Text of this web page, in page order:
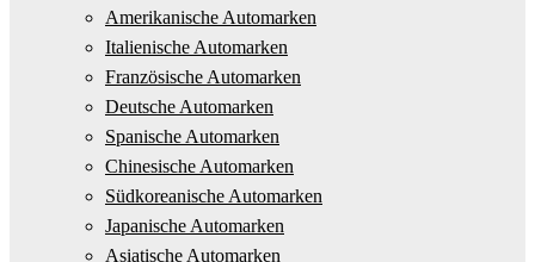
Amerikanische Automarken
Italienische Automarken
Französische Automarken
Deutsche Automarken
Spanische Automarken
Chinesische Automarken
Südkoreanische Automarken
Japanische Automarken
Asiatische Automarken